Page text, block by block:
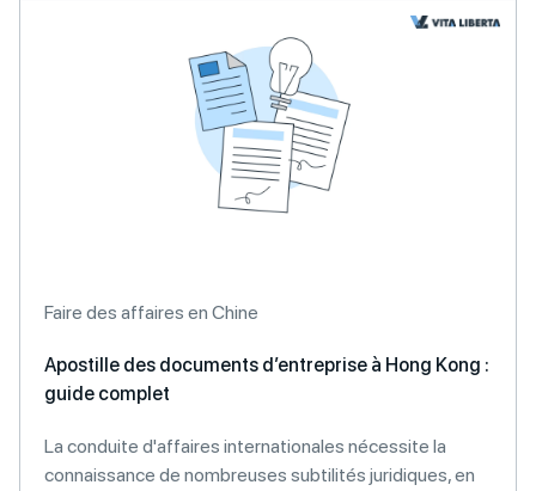
Faire des affaires en Chine
Apostille des documents d’entreprise à Hong Kong :
guide complet
La conduite d'affaires internationales nécessite la
connaissance de nombreuses subtilités juridiques, en